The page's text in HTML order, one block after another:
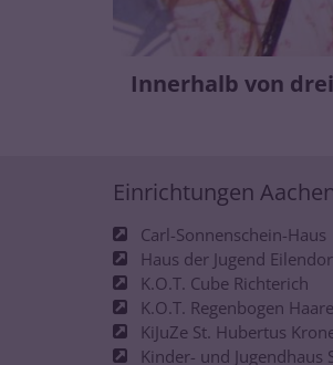
Innerhalb von
Einrichtungen
Carl-Sonnenschein-Haus
Haus der Jugend
K.O.T. Cube Richterich
K.O.T. Regenbogen
KiJuZe St. Hubertus
Kinder- und Jugendhaus